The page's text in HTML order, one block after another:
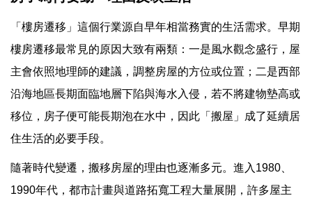
「樓房遷移」這個行業源自早年相當務實的生活需求。早期
樓房遷移最常見的原因大致有兩類：一是風水觀念盛行，屋
主會依照地理師的建議，調整房屋的方位或位置；二是西部
沿海地區長期面臨地層下陷與海水入侵，若不將建物墊高或
移位，房子便可能長期泡在水中，因此「搬屋」成了延續居
住生活的必要手段。
隨著時代變遷，搬移房屋的理由也逐漸多元。進入1980、
1990年代，都市計畫與道路拓寬工程大量展開，許多屋主